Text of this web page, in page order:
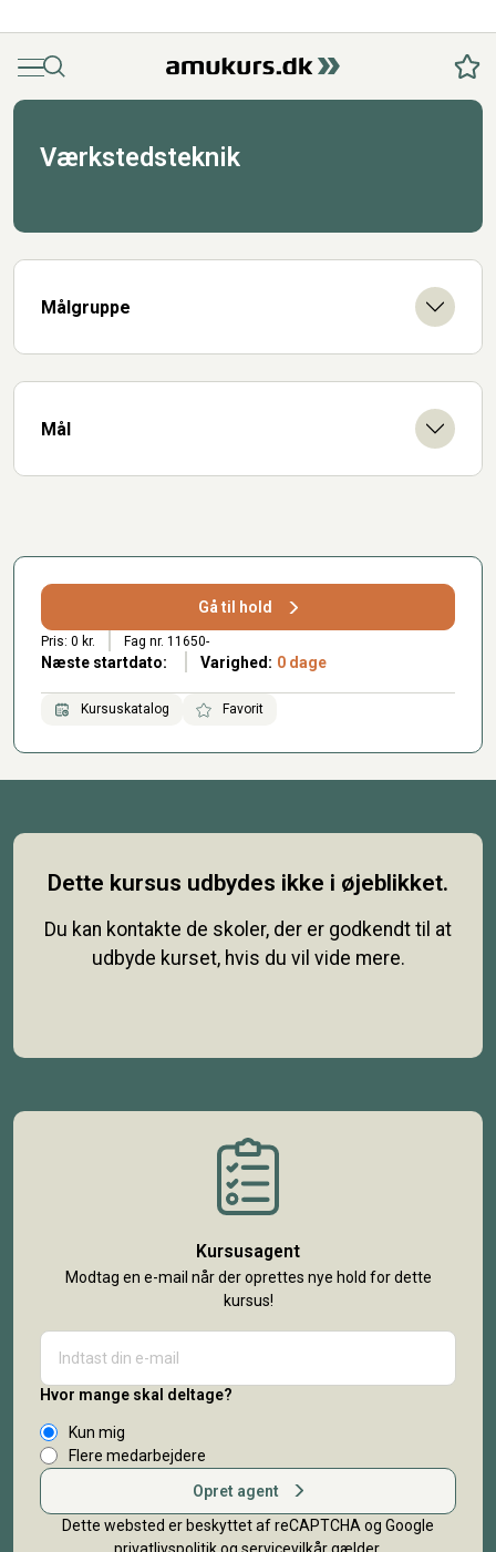
MenuSøg
Værkstedsteknik
Målgruppe
Mål
Gå til hold
Pris: 0 kr. Fag nr. 11650-
Næste startdato: Varighed: 0 dage
Kursuskatalog Favorit
Dette kursus udbydes ikke i øjeblikket.
Du kan kontakte de skoler, der er godkendt til at
udbyde kurset, hvis du vil vide mere.
Kursusagent
Modtag en e-mail når der oprettes nye hold for dette
kursus!
Hvor mange skal deltage?
Kun mig
Flere medarbejdere
Opret agent
Dette websted er beskyttet af reCAPTCHA og Google